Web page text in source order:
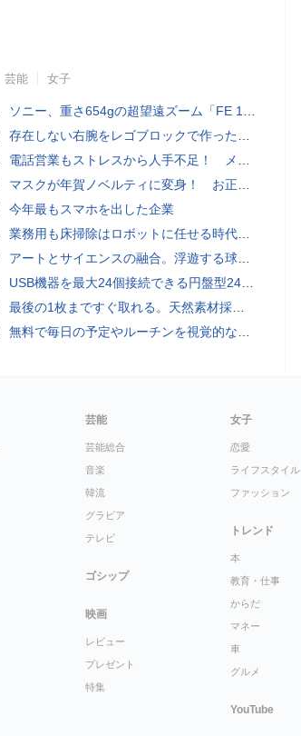
芸能 女子
ソニー、重さ654gの超望遠ズーム「FE 100-400mm F5.6-8 OSS」 実売14万円前後
存在しない右腕をレゴブロックで作った少年ビルダーが登場
電話営業もストレスから人手不足！ メンタルに心配ない会話AI 「Sakura TALK」が営業電話をかける時代がくる
マスクが年賀ノベルティに変身！ お正月特別パッケージの注文受付開始
今年最もスマホを出した企業
業務用も床掃除はロボットに任せる時代が本格到来 ビルメンヒューマンフェア ＆ クリーンEXPO 2018
アートとサイエンスの融合。浮遊する球体インテリア「Buda Ball(ブダボール)」
USB機器を最大24個接続できる円盤型24ポートUSBハブが登場
最後の1枚まですぐ取れる。天然素材採用の「Ih Paperティッシュケース」
無料で毎日の予定やルーチンを視覚的なブロック配置で把握しNextCloud・WebDAV・Obsidianなどで同期＆AI連携・歩数記録・専用Androidアプリ・StreamDeckの双方向完全連携も可能な「dayGLANCE」、アカウント登録不要でセルフホストも可能
芸能
芸能総合
音楽
韓流
グラビア
テレビ
ゴシップ
映画
レビュー
プレゼント
特集
女子
恋愛
ライフスタイル
ファッション
トレンド
本
教育・仕事
からだ
マネー
車
グルメ
YouTube